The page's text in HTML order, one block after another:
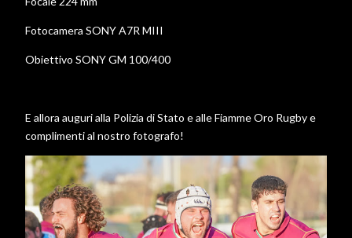
Fotocamera SONY A7R MIII
Obiettivo SONY GM 100/400
E allora auguri alla Polizia di Stato e alle Fiamme Oro Rugby e
complimenti al nostro fotografo!